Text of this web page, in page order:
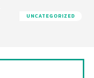
UNCATEGORIZED